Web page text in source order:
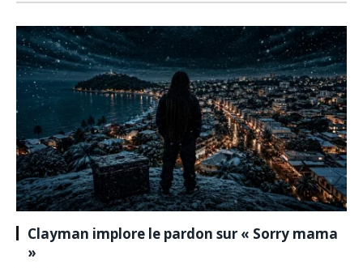
Clayman implore le pardon sur « Sorry mama
»